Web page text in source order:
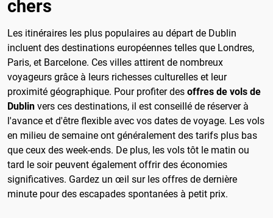
chers
Les itinéraires les plus populaires au départ de Dublin
incluent des destinations européennes telles que Londres,
Paris, et Barcelone. Ces villes attirent de nombreux
voyageurs grâce à leurs richesses culturelles et leur
proximité géographique. Pour profiter des offres de vols de
Dublin vers ces destinations, il est conseillé de réserver à
l'avance et d'être flexible avec vos dates de voyage. Les vols
en milieu de semaine ont généralement des tarifs plus bas
que ceux des week-ends. De plus, les vols tôt le matin ou
tard le soir peuvent également offrir des économies
significatives. Gardez un œil sur les offres de dernière
minute pour des escapades spontanées à petit prix.